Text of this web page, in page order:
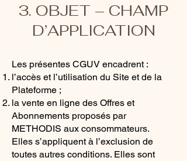
3. OBJET – CHAMP
D’APPLICATION
Les présentes CGUV encadrent :
l’accès et l’utilisation du Site et de la
Plateforme ;
la vente en ligne des Offres et
Abonnements proposés par
METHODIS aux consommateurs.
Elles s’appliquent à l’exclusion de
toutes autres conditions. Elles sont